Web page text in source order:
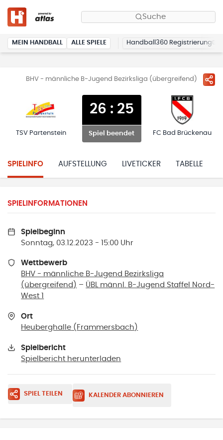
Suche
MEIN HANDBALL ALLE SPIELE Handball360 Registrierung
BHV - männliche B-Jugend Bezirksliga (übergreifend)
TSV Partenstein
26 : 25
Spiel beendet FC Bad Brückenau
SPIELINFO AUFSTELLUNG LIVETICKER TABELLE
SPIELINFORMATIONEN
Spielbeginn
Sonntag, 03.12.2023 - 15:00 Uhr
Wettbewerb
BHV - männliche B-Jugend Bezirksliga
(übergreifend) – ÜBL männl. B-Jugend Staffel Nord-
West 1
Ort
Heuberghalle ( Frammersbach )
Spielbericht
Spielbericht herunterladen
SPIEL TEILEN KALENDER ABONNIEREN